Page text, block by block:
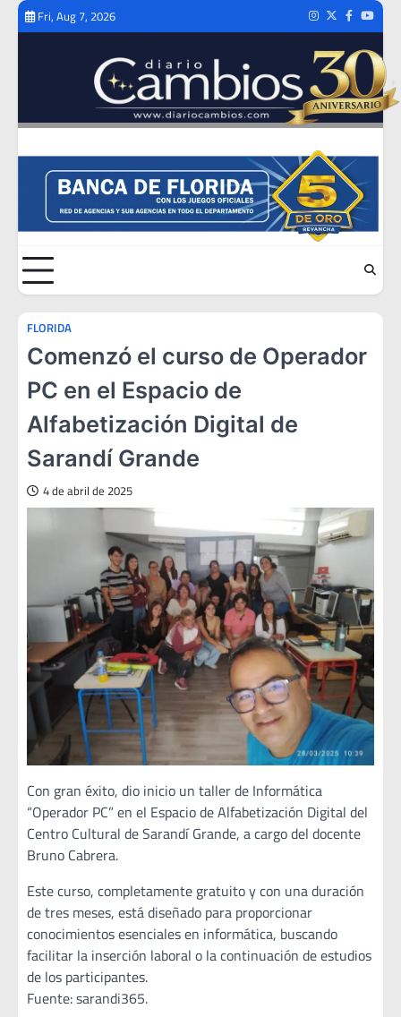
Skip
Fri, Aug 7, 2026 Instagram
TwitterFacebook
FLORIDA
Comenzó el curso de Operador
PC en el Espacio de
Alfabetización Digital de
Sarandí Grande
4 de abril de 2025
Con gran éxito, dio inicio un taller de Informática
“Operador PC” en el Espacio de Alfabetización Digital del
Centro Cultural de Sarandí Grande, a cargo del docente
Bruno Cabrera.
Este curso, completamente gratuito y con una duración
de tres meses, está diseñado para proporcionar
conocimientos esenciales en informática, buscando
facilitar la inserción laboral o la continuación de estudios
de los participantes.
Fuente: sarandi365.